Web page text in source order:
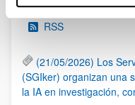
RSS
(21/05/2026) Los
(SGIker) organizan una
la IA en investigación,